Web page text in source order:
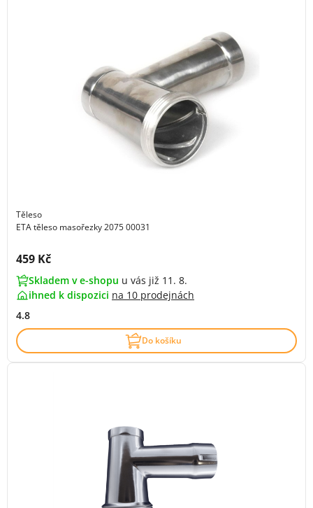
Těleso
ETA těleso masořezky 2075 00031
Cena s DPH:
459 Kč
Skladem v e-shopu u vás již 11. 8.
ihned k dispozici na 10 prodejnách
4.8
Do košíku